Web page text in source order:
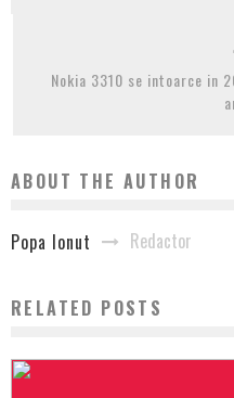
Nokia 3310 se intoarce in
ABOUT THE AUTHOR
Popa Ionut Redactor
RELATED POSTS